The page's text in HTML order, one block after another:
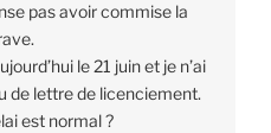
pas avoir commise la
le 21 juin et je n’ai
de lettre de licenciement.
est normal ?